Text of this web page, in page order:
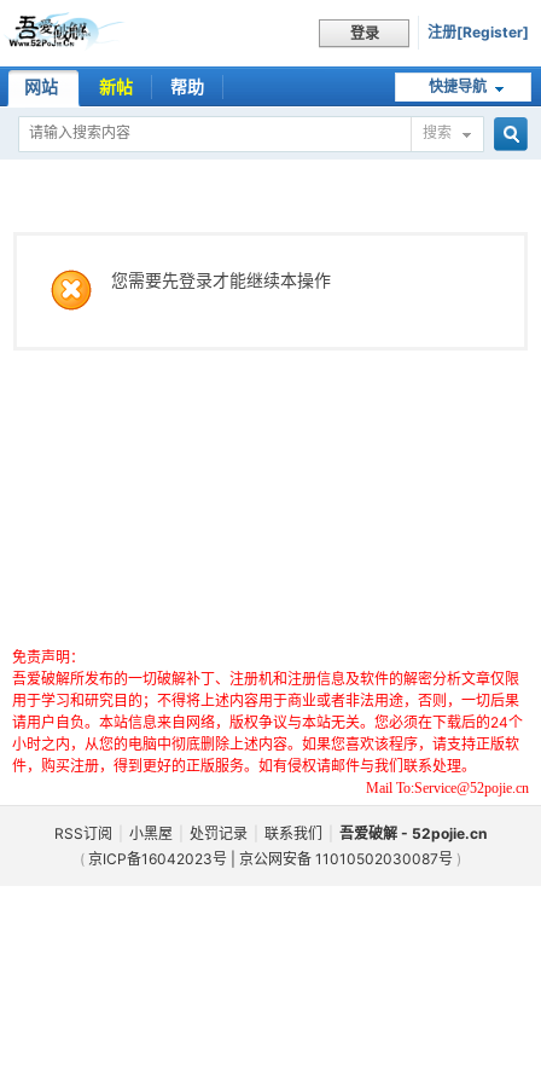
登录 注册[Register]
快捷导航
网站 新帖 帮助
搜索
您需要先登录才能继续本操作
免责声明：
吾爱破解所发布的一切破解补丁、注册机和注册信息及软件的解密分析文章仅限
用于学习和研究目的；不得将上述内容用于商业或者非法用途，否则，一切后果
请用户自负。本站信息来自网络，版权争议与本站无关。您必须在下载后的24个
小时之内，从您的电脑中彻底删除上述内容。如果您喜欢该程序，请支持正版软
件，购买注册，得到更好的正版服务。如有侵权请邮件与我们联系处理。
Mail To:Service@52pojie.cn
RSS订阅 小黑屋 处罚记录 联系我们
吾爱破解 - 52pojie.cn
( 京ICP备16042023号 | 京公网安备 11010502030087号 )